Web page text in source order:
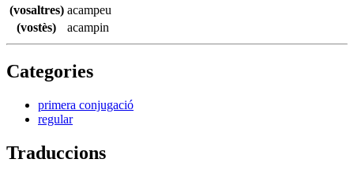
(vosaltres) acampeu
(vostès)
acampin
Categories
primera conjugació
regular
Traduccions